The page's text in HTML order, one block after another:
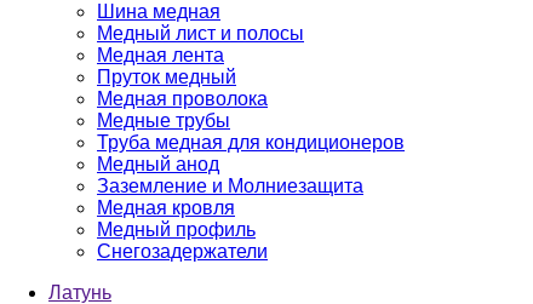
Шина медная
Медный лист и полосы
Медная лента
Пруток медный
Медная проволока
Медные трубы
Труба медная для кондиционеров
Медный анод
Заземление и Молниезащита
Медная кровля
Медный профиль
Снегозадержатели
Латунь